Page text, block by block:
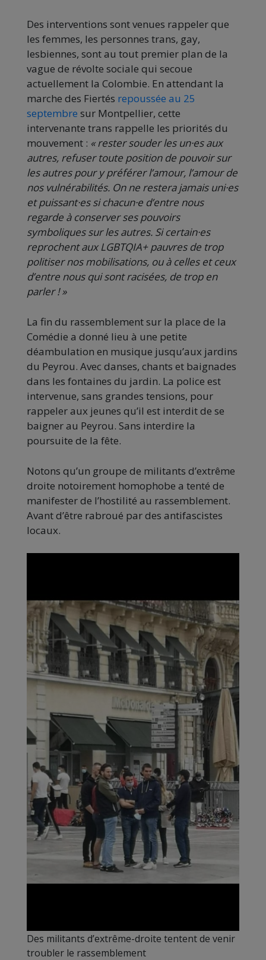
Des interventions sont venues rappeler que
les femmes, les personnes trans, gay,
lesbiennes, sont au tout premier plan de la
vague de révolte sociale qui secoue
actuellement la Colombie. En attendant la
marche des Fiertés repoussée au 25
septembre sur Montpellier, cette
intervenante trans rappelle les priorités du
mouvement : « rester souder les un·es aux
autres, refuser toute position de pouvoir sur
les autres pour y préférer l’amour, l’amour de
nos vulnérabilités. On ne restera jamais uni·es
et puissant·es si chacun·e d’entre nous
regarde à conserver ses pouvoirs
symboliques sur les autres. Si certain·es
reprochent aux LGBTQIA+ pauvres de trop
politiser nos mobilisations, ou à celles et ceux
d’entre nous qui sont racisées, de trop en
parler ! »
La fin du rassemblement sur la place de la
Comédie a donné lieu à une petite
déambulation en musique jusqu’aux jardins
du Peyrou. Avec danses, chants et baignades
dans les fontaines du jardin. La police est
intervenue, sans grandes tensions, pour
rappeler aux jeunes qu’il est interdit de se
baigner au Peyrou. Sans interdire la
poursuite de la fête.
Notons qu’un groupe de militants d’extrême
droite notoirement homophobe a tenté de
manifester de l’hostilité au rassemblement.
Avant d’être rabroué par des antifascistes
locaux.
Des militants d’extrême-droite tentent de venir
troubler le rassemblement